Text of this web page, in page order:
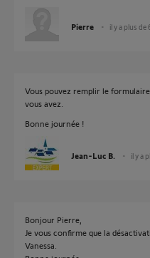
Pierre il y a plus de
Vous pouvez remplir le
vous avez.
Bonne journée !
Jean-Luc B. il y a
Bonjour Pierre,
Je vous confirme que la
Vanessa.